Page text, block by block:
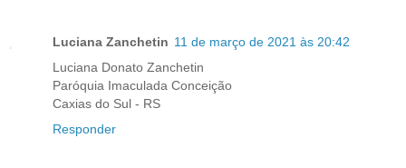
Luciana Zanchetin 11 de março de 2021 às 20:42
Luciana Donato Zanchetin
Paróquia Imaculada Conceição
Caxias do Sul - RS
Responder